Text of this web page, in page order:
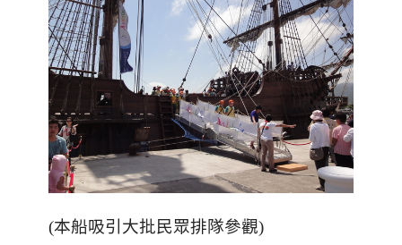
(本船吸引大批民眾排隊參觀)